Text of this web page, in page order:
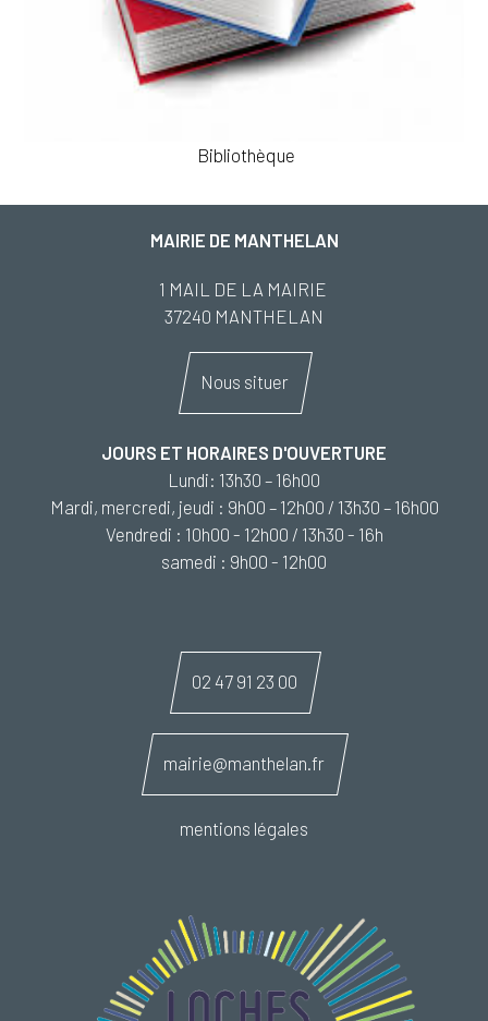
Bibliothèque
MAIRIE DE MANTHELAN
1 MAIL DE LA MAIRIE
37240 MANTHELAN
Nous situer
JOURS ET HORAIRES D'OUVERTURE
Lundi: 13h30 – 16h00
Mardi, mercredi, jeudi : 9h00 – 12h00 / 13h30 – 16h00
Vendredi : 10h00 - 12h00 / 13h30 - 16h
samedi : 9h00 - 12h00
02 47 91 23 00
mairie@manthelan.fr
mentions légales